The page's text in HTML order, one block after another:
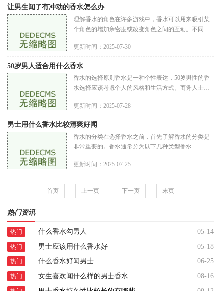
让男生闻了有冲动的香水怎么办
理解香水的角色在许多游戏中，香水可以用来吸引某
个角色的增加亲密度或改变角色之间的互动。不同的
通常意味着游戏中的角色会
更新时间：2025-07-30
50岁男人适合用什么香水
香水的选择原则香水是一种个性表达，50岁男性的香
水选择应该考虑个人的风格和生活方式。商务人士可
选择清新的气息。场合适宜不
更新时间：2025-07-28
男士用什么香水比较清爽好闻
香水的分类在选择香水之前，首先了解香水的分类是
非常重要的。香水通常分为以下几种类型香水
20%至30%之间，适合重要场合使用。淡香
更新时间：2025-07-25
首页 上一页 下一页 末页
热门资讯
热门 什么香水勾男人 05-14
热门 男士应该用什么香水好 05-18
热门 什么香水好闻男士 06-25
热门 女生喜欢闻什么样的男士香水 08-16